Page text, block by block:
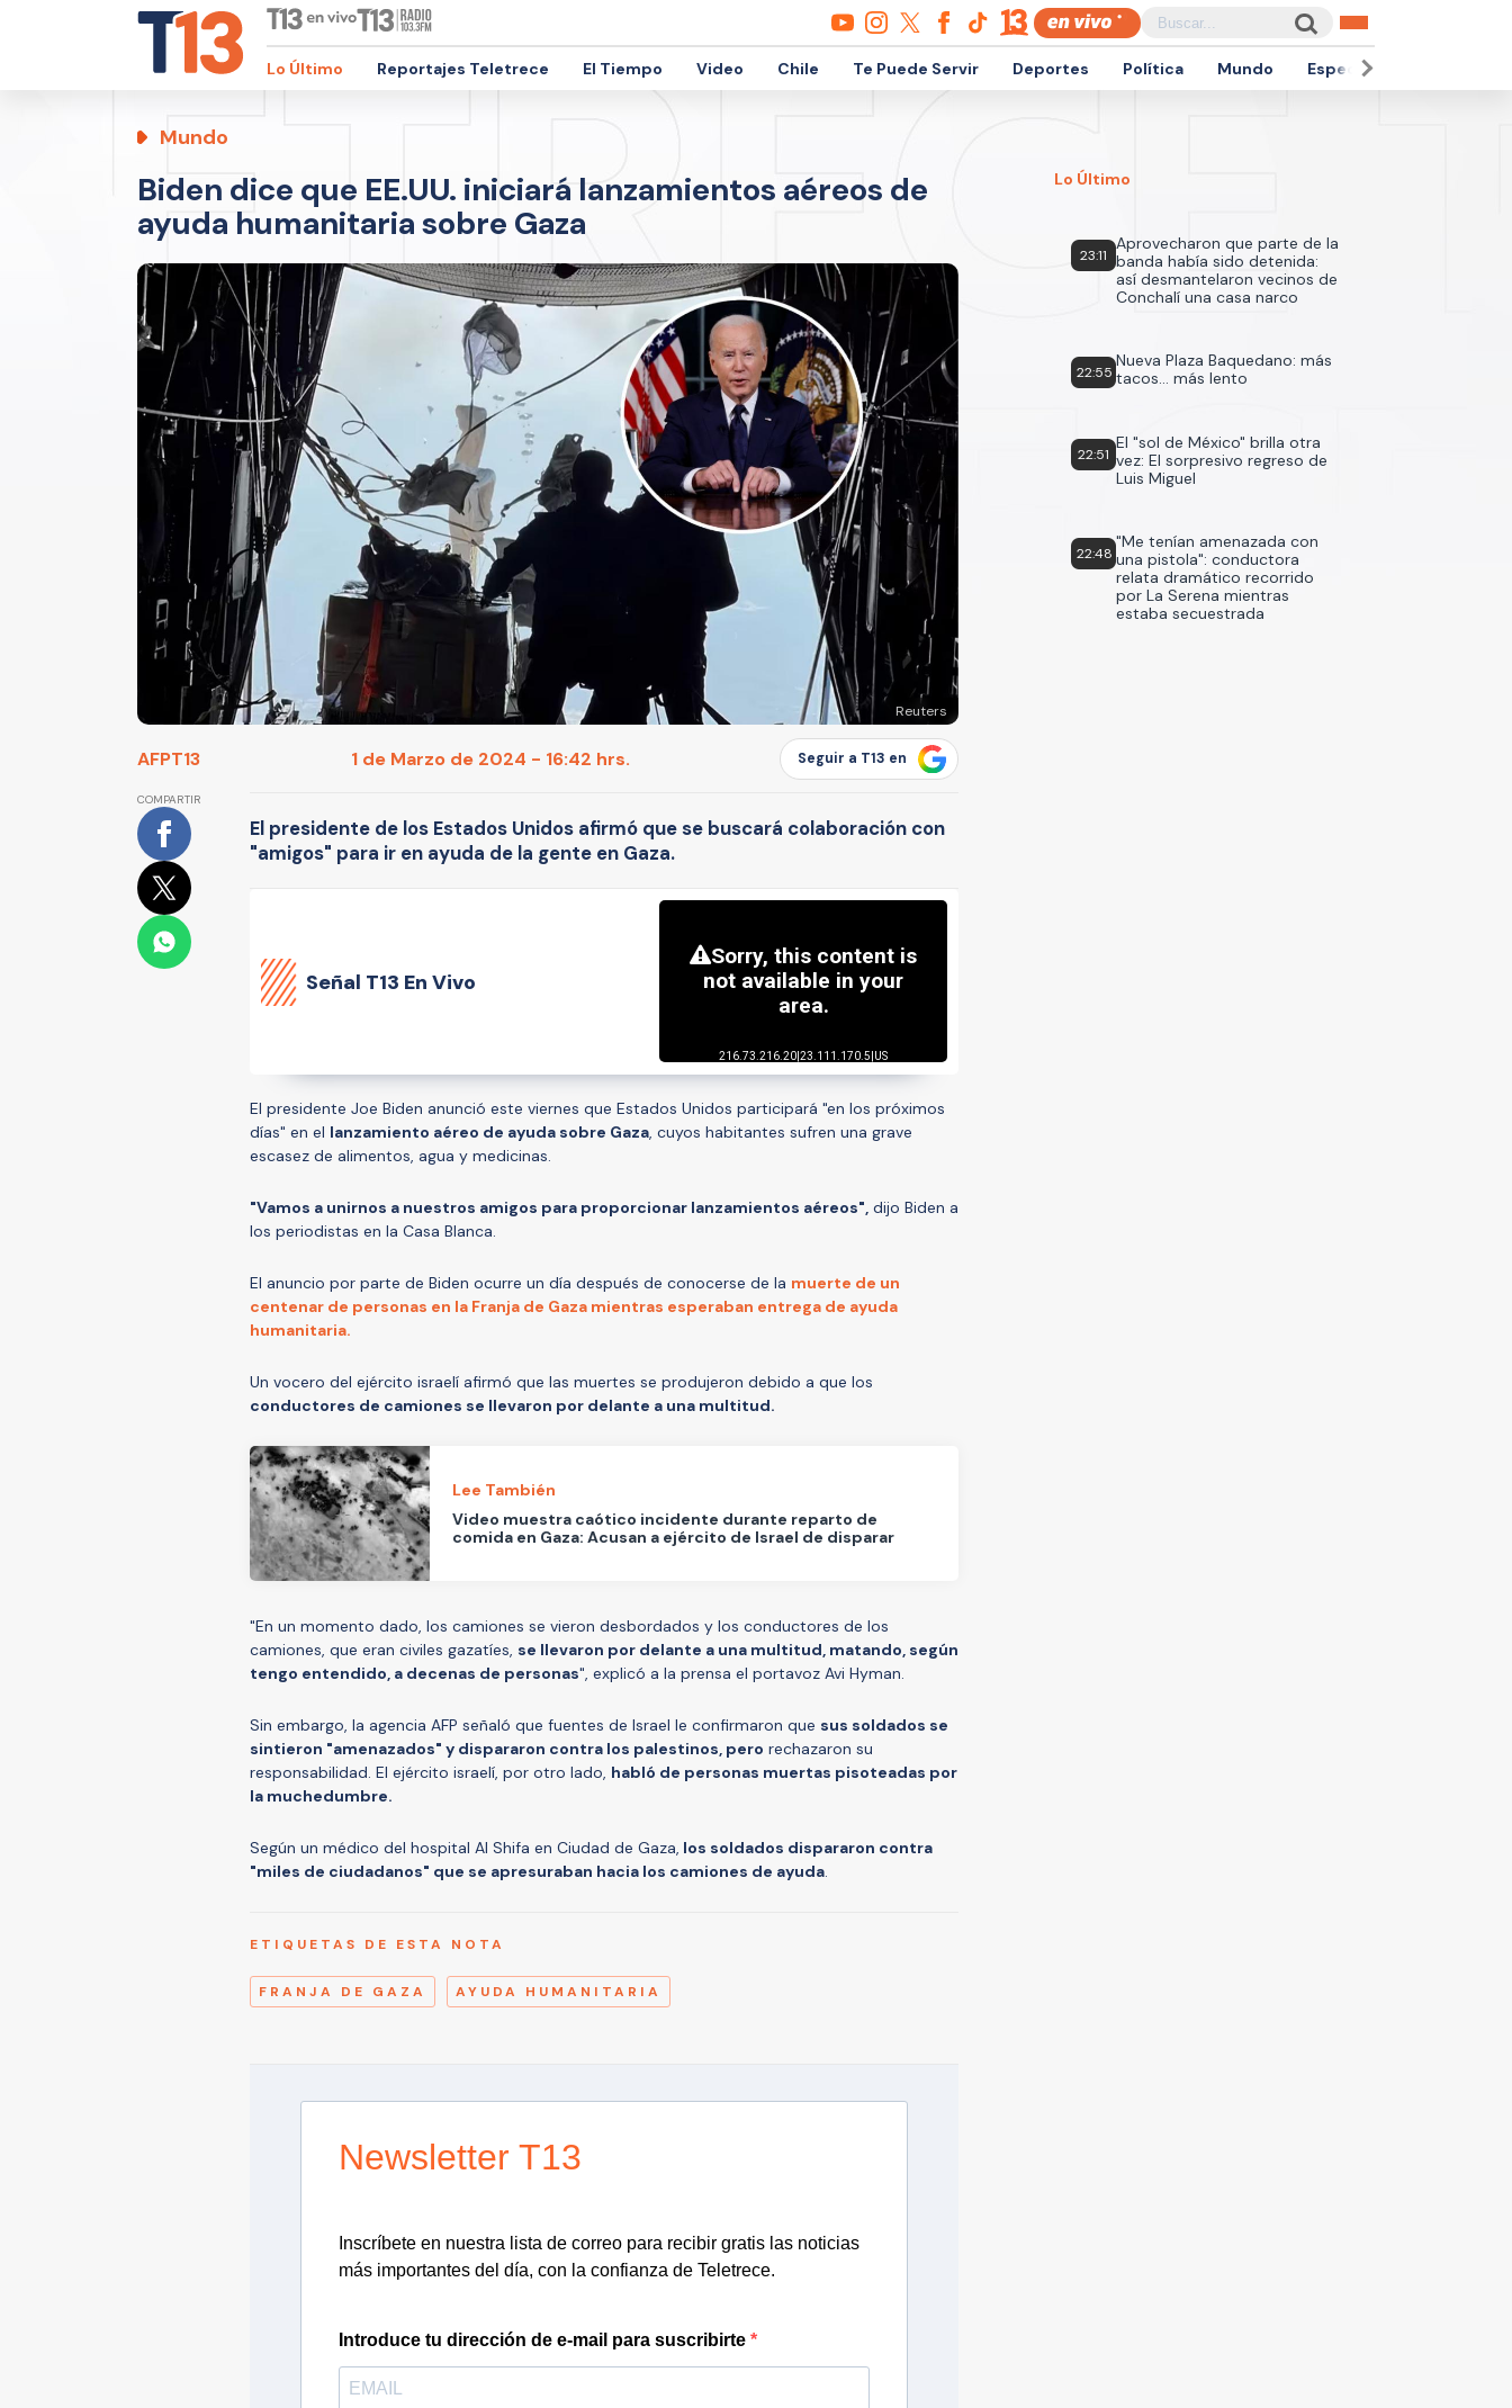
Lo Último Reportajes Teletrece El Tiempo Video Chile Te Puede Servir Deportes Política Mundo Espectáculos
Mundo
Biden dice que EE.UU. iniciará lanzamientos aéreos de
ayuda humanitaria sobre Gaza
Reuters
AFPT13 1 de Marzo de 2024 - 16:42 hrs. Seguir a T13 en
COMPARTIR
El presidente de los Estados Unidos afirmó que se buscará colaboración con
"amigos" para ir en ayuda de la gente en Gaza.
Señal T13 En Vivo
El presidente Joe Biden anunció este viernes que Estados Unidos participará "en los próximos
días" en el lanzamiento aéreo de ayuda sobre Gaza, cuyos habitantes sufren una grave
escasez de alimentos, agua y medicinas.
"Vamos a unirnos a nuestros amigos para proporcionar lanzamientos aéreos", dijo Biden a
los periodistas en la Casa Blanca.
El anuncio por parte de Biden ocurre un día después de conocerse de la muerte de un
centenar de personas en la Franja de Gaza mientras esperaban entrega de ayuda
humanitaria.
Un vocero del ejército israelí afirmó que las muertes se produjeron debido a que los
conductores de camiones se llevaron por delante a una multitud.
Lee También
Video muestra caótico incidente durante reparto de
comida en Gaza: Acusan a ejército de Israel de disparar
"En un momento dado, los camiones se vieron desbordados y los conductores de los
camiones, que eran civiles gazatíes, se llevaron por delante a una multitud, matando, según
tengo entendido, a decenas de personas", explicó a la prensa el portavoz Avi Hyman.
Sin embargo, la agencia AFP señaló que fuentes de Israel le confirmaron que sus soldados se
sintieron "amenazados" y dispararon contra los palestinos, pero rechazaron su
responsabilidad. El ejército israelí, por otro lado, habló de personas muertas pisoteadas por
la muchedumbre.
Según un médico del hospital Al Shifa en Ciudad de Gaza, los soldados dispararon contra
"miles de ciudadanos" que se apresuraban hacia los camiones de ayuda.
ETIQUETAS DE ESTA NOTA
FRANJA DE GAZA AYUDA HUMANITARIA
Newsletter T13
Inscríbete en nuestra lista de correo para recibir gratis las noticias
más importantes del día, con la confianza de Teletrece.
Introduce tu dirección de e-mail para suscribirte
Lo Último
23:11
Aprovecharon que parte de la
banda había sido detenida:
así desmantelaron vecinos de
Conchalí una casa narco
22:55
Nueva Plaza Baquedano: más
tacos... más lento
22:51
El "sol de México" brilla otra
vez: El sorpresivo regreso de
Luis Miguel
22:48
"Me tenían amenazada con
una pistola": conductora
relata dramático recorrido
por La Serena mientras
estaba secuestrada